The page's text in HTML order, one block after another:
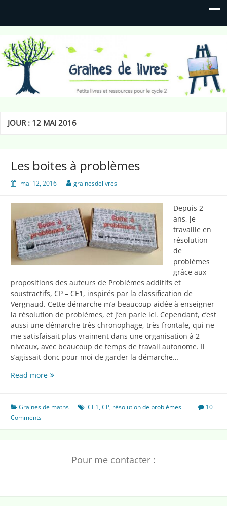
Graines de livres
Petits livres et ressources pour le cycle 2
JOUR : 12 MAI 2016
Les boites à problèmes
mai 12, 2016 grainesdelivres
Depuis 2
ans, je
travaille en
résolution
de
problèmes
grâce aux
propositions des auteurs de Problèmes additifs et
soustractifs, CP – CE1, inspirés par la classification de
Vergnaud. Cette démarche m’a beaucoup aidée à enseigner
la résolution de problèmes, et j’en parle ici. Cependant, c’est
aussi une démarche très chronophage, très frontale, qui ne
me satisfaisait plus vraiment dans une organisation à 2
niveaux, avec beaucoup de temps de travail autonome. Il
s’agissait donc pour moi de garder la démarche…
Read moreLes
problèmes
Graines de maths CE1,CP, résolution de problèmes
10
Comments
Pour me contacter :